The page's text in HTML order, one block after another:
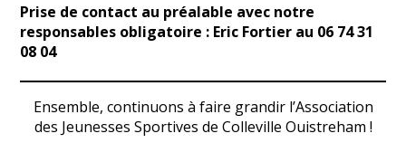
Prise de contact au préalable avec notre
responsables obligatoire : Eric Fortier au 06 74 31
08 04
Ensemble, continuons à faire grandir l’Association
des Jeunesses Sportives de Colleville Ouistreham !